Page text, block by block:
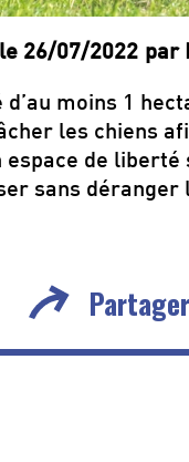
26/07/2022 par
d’au moins 1
les chiens
espace de
sans
Partager